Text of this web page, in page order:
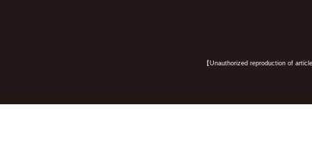
【Unauthorized reproduction of